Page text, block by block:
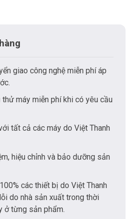
giao công nghệ miễn phí áp
máy miễn phí khi có yêu cầu
tất cả các máy do Việt Thanh
hiệu chỉnh và bảo dưỡng sản
các thiết bị do Việt Thanh
do nhà sản xuất trong thời
ở từng sản phẩm.